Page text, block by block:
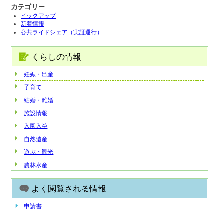
カテゴリー
ピックアップ
新着情報
公共ライドシェア（実証運行）
くらしの情報
妊娠・出産
子育て
結婚・離婚
施設情報
入園入学
自然遺産
遊ぶ・観光
農林水産
よく閲覧される情報
申請書